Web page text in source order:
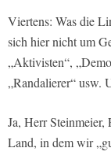
Viertens: Was die
sich hier nicht um
„Aktivisten“,
„Randalierer“ usw.
Ja, Herr Steinmeier,
Land, in dem wir